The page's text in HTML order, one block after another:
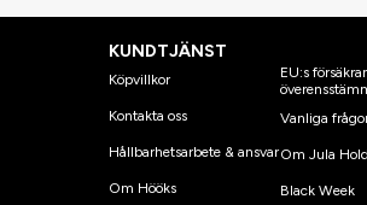
KUNDTJÄNST
Köpvillkor
Kontakta oss
Hållbarhetsarbete & ansvar
Om Hööks
EU:s
Vanliga
Om Jula
Black Week